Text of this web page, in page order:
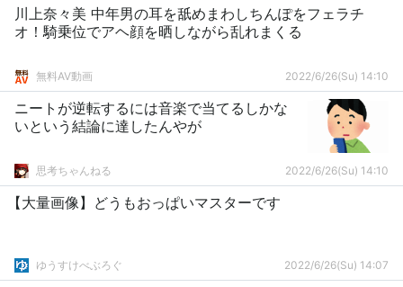
川上奈々美 中年男の耳を舐めまわしちんぽをフェラチ
オ！騎乗位でアヘ顔を晒しながら乱れまくる
無料AV動画 2022/6/26(Su) 14:10
ニートが逆転するには音楽で当てるしかな
いという結論に達したんやが
思考ちゃんねる 2022/6/26(Su) 14:10
【大量画像】どうもおっぱいマスターです
ゆうすけべぶろぐ 2022/6/26(Su) 14:07